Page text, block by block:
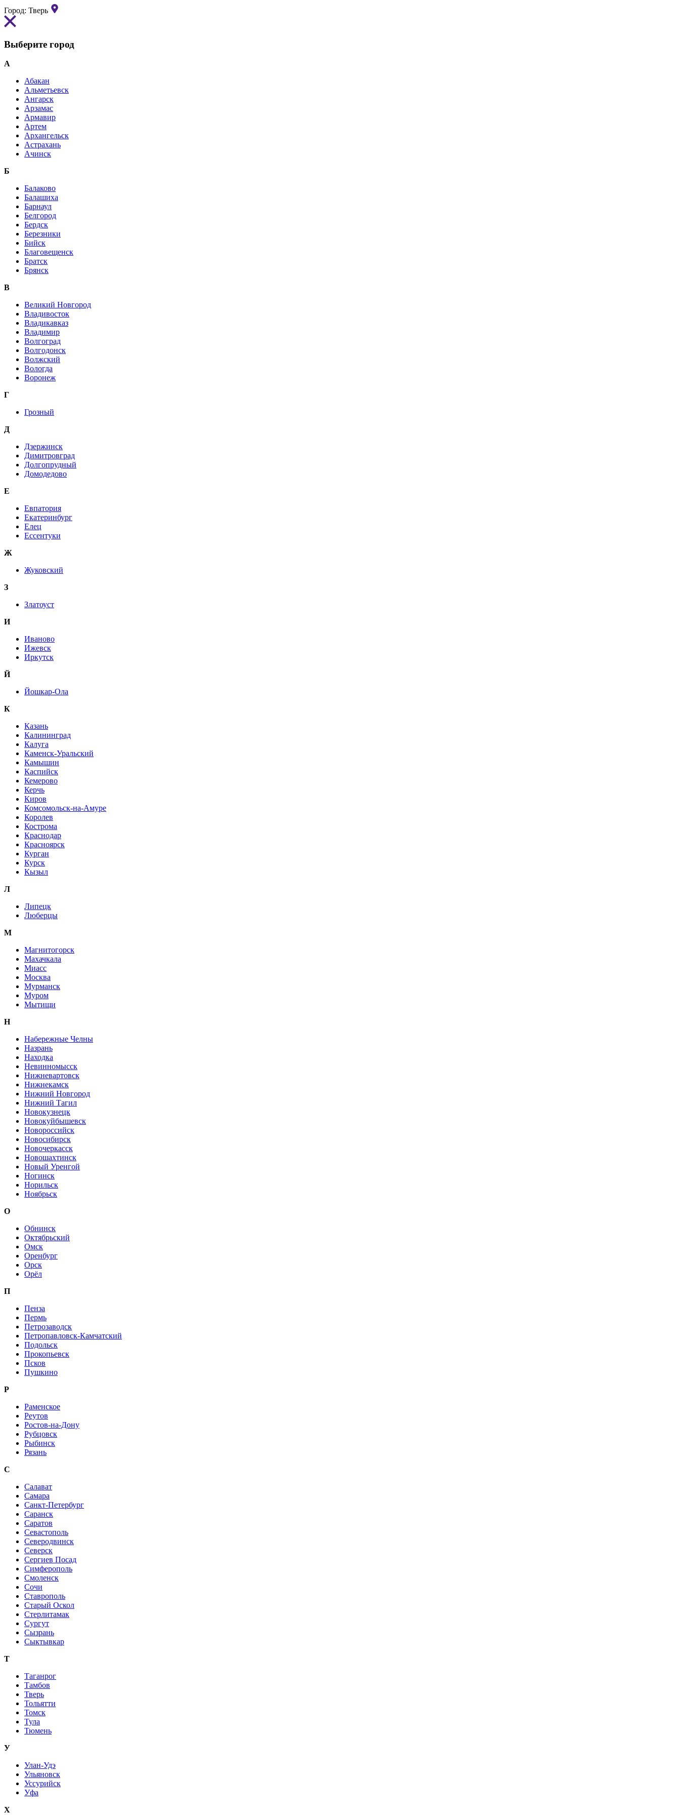
Город: Тверь
Выберите город
А
Абакан
Альметьевск
Ангарск
Арзамас
Армавир
Артем
Архангельск
Астрахань
Ачинск
Б
Балаково
Балашиха
Барнаул
Белгород
Бердск
Березники
Бийск
Благовещенск
Братск
Брянск
В
Великий Новгород
Владивосток
Владикавказ
Владимир
Волгоград
Волгодонск
Волжский
Вологда
Воронеж
Г
Грозный
Д
Дзержинск
Димитровград
Долгопрудный
Домодедово
Е
Евпатория
Екатеринбург
Елец
Ессентуки
Ж
Жуковский
З
Златоуст
И
Иваново
Ижевск
Иркутск
Й
Йошкар-Ола
К
Казань
Калининград
Калуга
Каменск-Уральский
Камышин
Каспийск
Кемерово
Керчь
Киров
Комсомольск-на-Амуре
Королев
Кострома
Краснодар
Красноярск
Курган
Курск
Кызыл
Л
Липецк
Люберцы
М
Магнитогорск
Махачкала
Миасс
Москва
Мурманск
Муром
Мытищи
Н
Набережные Челны
Назрань
Находка
Невинномысск
Нижневартовск
Нижнекамск
Нижний Новгород
Нижний Тагил
Новокузнецк
Новокуйбышевск
Новороссийск
Новосибирск
Новочеркасск
Новошахтинск
Новый Уренгой
Ногинск
Норильск
Ноябрьск
О
Обнинск
Октябрьский
Омск
Оренбург
Орск
Орёл
П
Пенза
Пермь
Петрозаводск
Петропавловск-Камчатский
Подольск
Прокопьевск
Псков
Пушкино
Р
Раменское
Реутов
Ростов-на-Дону
Рубцовск
Рыбинск
Рязань
С
Салават
Самара
Санкт-Петербург
Саранск
Саратов
Севастополь
Северодвинск
Северск
Сергиев Посад
Симферополь
Смоленск
Сочи
Ставрополь
Старый Оскол
Стерлитамак
Сургут
Сызрань
Сыктывкар
Т
Таганрог
Тамбов
Тверь
Тольятти
Томск
Тула
Тюмень
У
Улан-Удэ
Ульяновск
Уссурийск
Уфа
Х